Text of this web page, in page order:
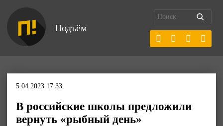
Подъём
5.04.2023 17:33
В российские школы предложили
вернуть «рыбный день»